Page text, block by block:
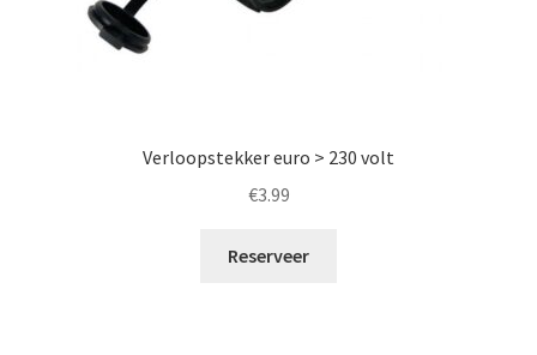
Verloopstekker euro > 230 volt
€3.99
Reserveer